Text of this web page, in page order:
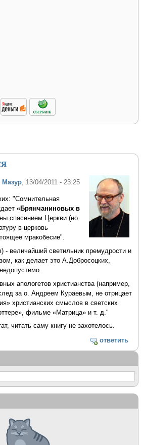
Мазур, 13/04/2011 - 23:25
"Сомнительная
«Брянчаниновых в
спасением Церкви (но
в церковь
мракобесие".
- величайший светильник премудрости и
как делает это А.Добросоцких,
апологетов христианства (например,
за о. Андреем Кураевым, не отрицает
христианских смыслов в светских
фильме «Матрица» и т. д."
читать саму книгу не захотелось.
ответить